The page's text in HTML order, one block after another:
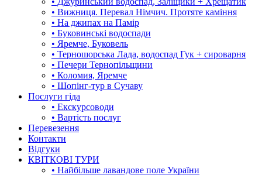
• Вижниця. Перевал Німчич. Протяте каміння
• На джипах на Памір
• Буковинські водоспади
• Яремче, Буковель
• Терношорська Лада, водоспад Гук + сироварня
• Печери Тернопільщини
• Коломия, Яремче
• Шопінг-тур в Сучаву
Послуги гіда
• Екскурсоводи
• Вартість послуг
Перевезення
Контакти
Відгуки
КВІТКОВІ ТУРИ
• Найбільше лавандове поле України